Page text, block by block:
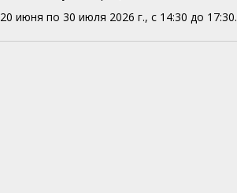
июня по 30 июля 2026 г., с 14:30 до 17:30.